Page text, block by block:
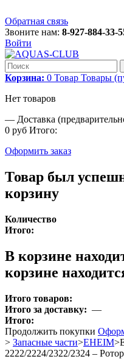
Обратная связь
Звоните нам: 8-927-884-33-
Войти
Корзина: 0 Товар Товары
Нет товаров
— Доставка
0 руб Итого:
Оформить заказ
Товар был
корзину
Количество
Итого:
В корзине
корзине
Итого товаров:
Итого за доставку: —
Итого:
Продолжить покупки
> Запасные части>EHEIM>
2222/2224/2322/2324 –